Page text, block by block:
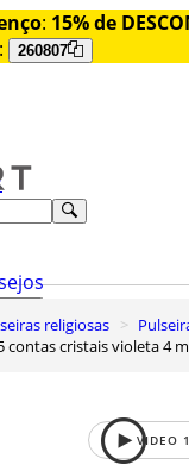
: 15% de
260807
religiosas
contas cristais violeta 4
VIDEO 1